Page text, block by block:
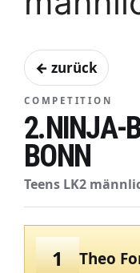
← zurück
COMPETITION
2.NINJA-
BONN
Teens LK2
1 Theo